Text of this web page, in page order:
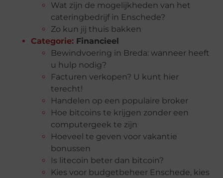
Wat zijn de mogelijkheden van het
cateringbedrijf in Enschede?
Zo kun jij thuis bakken
Categorie: Financieel
Bewindvoering in Breda: wanneer heeft
u hulp nodig?
Facturen verkopen? U kunt hier
terecht!
Handelen op een populaire broker
Hoe bitcoins te krijgen zonder een
computergeek te zijn
Hoeveel te geven voor vakantie
bonussen
Is litecoin beter dan bitcoin?
Kies voor budgetbeheer Enschede, kies